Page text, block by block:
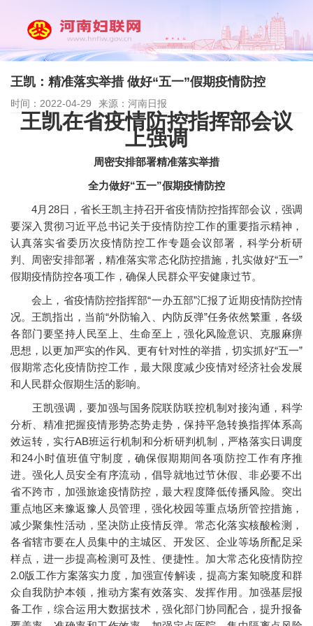
王凯：精准落实举措 做好“五一”假期疫情防控
时间：2022-04-29 来源：河南日报
王凯在省疫情防控指挥部会议
上强调
周密安排部署精准落实举措
全力做好“五一”假期疫情防控
4月28日，省长王凯主持召开省疫情防控指挥部会议，强调
要深入贯彻习近平总书记关于疫情防控工作的重要指示精神，
认真落实省委历次疫情防控工作专题会议部署，科学分析研
判、周密安排部署，精准落实常态化防控措施，扎实做好“五一”
假期疫情防控各项工作，确保人民群众平安健康过节。
会上，省疫情防控指挥部“一办五部”汇报了近期疫情防控情
况。王凯指出，当前“外防输入、内防反弹”任务依然繁重，各级
各部门要坚持人民至上、生命至上，强化风险意识、克服麻痹
思想，以更加严实的作风、更有针对性的举措，切实抓好“五一”
假期常态化疫情防控工作，最大限度减少疫情对经济社会发展
和人民群众假期生活的影响。
王凯强调，要加强与国务院联防联控机制对接沟通，科学
分析、精准把握疫情形势态势走势，保持平急转换指挥体系高
效运转，实行AB班运行机制和分析研判机制，严格落实日调度
和24小时值班值守制度，确保假期期间各项防控工作有序推
进。强化人员安全有序流动，倡导就地过节休假、非必要不出
省不跨市，加强旅途疫情防控，最大程度降低传播风险。突出
重点地区来豫返豫人员管理，强化校园等重点场所管控措施，
减少聚集性活动，坚决防止疫情反弹。常态化落实核酸检测，
各省辖市要在人员集中的主城区、开发区、企业等场所配足采
样点，进一步提高检测可及性、便捷性。加大常态化疫情防控
2.0版工作方案落实力度，加强宣传解读，提高方案知晓度和群
众自我防护本领，推动方案有效落实、发挥作用。加强基层报
备工作，综合运用大数据技术，强化部门协同配合，提升报备